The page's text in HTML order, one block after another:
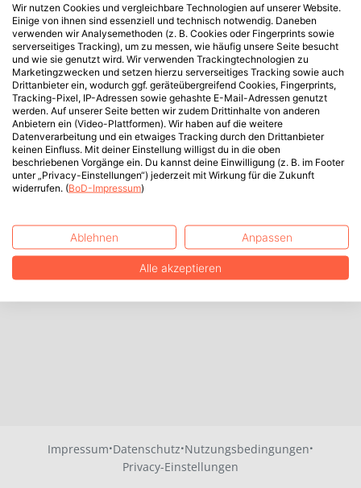
Impressum·Datenschutz·Nutzungsbedingungen·
Privacy-Einstellungen
Wir nutzen Cookies und vergleichbare Technologien auf unserer Website.
Einige von ihnen sind essenziell und technisch notwendig. Daneben
verwenden wir Analysemethoden (z. B. Cookies oder Fingerprints sowie
serverseitiges Tracking), um zu messen, wie häufig unsere Seite besucht
und wie sie genutzt wird. Wir verwenden Trackingtechnologien zu
Marketingzwecken und setzen hierzu serverseitiges Tracking sowie auch
Drittanbieter ein, wodurch ggf. geräteübergreifend Cookies, Fingerprints,
Tracking-Pixel, IP-Adressen sowie gehashte E-Mail-Adressen genutzt
werden. Auf unserer Seite betten wir zudem Drittinhalte von anderen
Anbietern ein (Video-Plattformen). Wir haben auf die weitere
Datenverarbeitung und ein etwaiges Tracking durch den Drittanbieter
keinen Einfluss. Mit deiner Einstellung willigst du in die oben
beschriebenen Vorgänge ein. Du kannst deine Einwilligung (z. B. im Footer
unter „Privacy-Einstellungen“) jederzeit mit Wirkung für die Zukunft
widerrufen. (BoD-Impressum)
Ablehnen Anpassen
Alle akzeptieren